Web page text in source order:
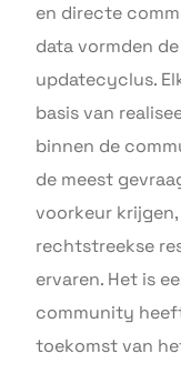
en directe
data vormden
updatecyclus.
basis van
binnen de
de meest
voorkeur
rechtstreekse
ervaren. Het is
community
toekomst van